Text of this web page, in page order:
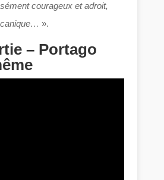
courageux et adroit,
».
– Portago